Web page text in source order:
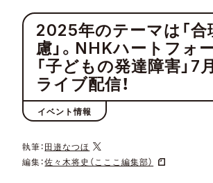
2025年のテーマは「合
慮」。NHKハートフォ
「子どもの発達障害」7
ライブ配信！
イベント情報
執筆： 田邉なつほ
編集：佐々木将史（こここ編集部）